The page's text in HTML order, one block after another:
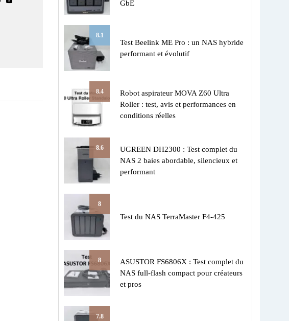
GbE
8.1
Test Beelink ME Pro : un NAS hybride
performant et évolutif
8.4
Robot aspirateur MOVA Z60 Ultra
Roller : test, avis et performances en
conditions réelles
8.6
UGREEN DH2300 : Test complet du
NAS 2 baies abordable, silencieux et
performant
8
Test du NAS TerraMaster F4-425
8
ASUSTOR FS6806X : Test complet du
NAS full-flash compact pour créateurs
et pros
7.8